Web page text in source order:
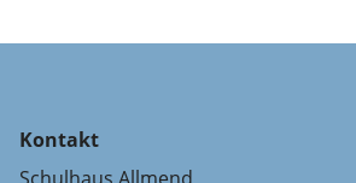
Kontakt